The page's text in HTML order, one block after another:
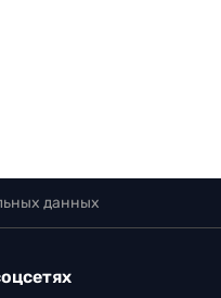
данных